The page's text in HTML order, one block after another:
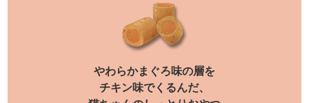
やわらかまぐろ味の層を
チキン味でくるんだ、